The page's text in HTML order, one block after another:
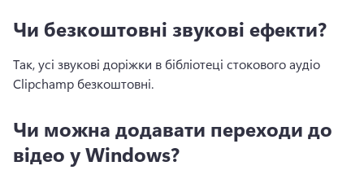
Чи безкоштовні звукові ефекти?
Так, усі звукові доріжки в бібліотеці стокового аудіо
Clipchamp безкоштовні.
Чи можна додавати переходи до
відео у Windows?